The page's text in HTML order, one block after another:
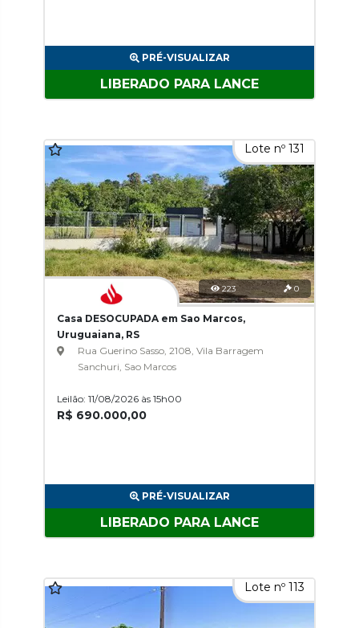
PRÉ-VISUALIZAR
LIBERADO PARA LANCE
Lote nº 131
223 0
Casa DESOCUPADA em Sao Marcos,
Uruguaiana, RS
Rua Guerino Sasso, 2108, Vila Barragem
Sanchuri, Sao Marcos
Leilão: 11/08/2026 às 15h00
R$ 690.000,00
PRÉ-VISUALIZAR
LIBERADO PARA LANCE
Lote nº 113